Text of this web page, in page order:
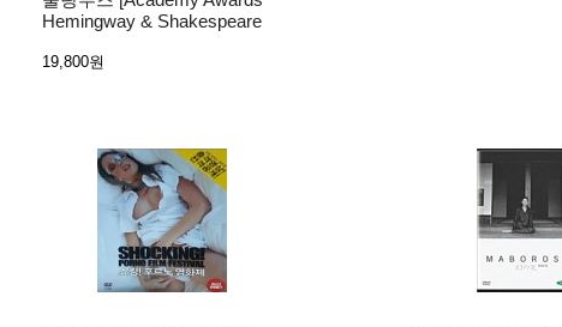
Hemingway & Shakespeare
19,800원